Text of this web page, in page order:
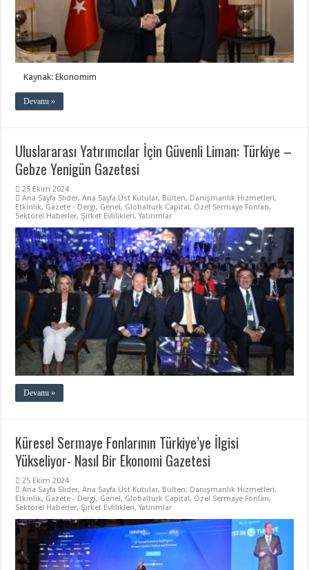
Kaynak: Ekonomim
Devamı »
Uluslararası Yatırımcılar İçin Güvenli Liman: Türkiye –
Gebze Yenigün Gazetesi
25 Ekim 2024
Ana Sayfa Slider,Ana Sayfa Üst Kutular, Bülten, Danışmanlık Hizmetleri,
Etkinlik, Gazete - Dergi, Genel, Globalturk Capital, Özel Sermaye Fonları,
Sektörel Haberler,Şirket Evlilikleri,Yatırımlar
Devamı »
Küresel Sermaye Fonlarının Türkiye’ye İlgisi
Yükseliyor- Nasıl Bir Ekonomi Gazetesi
25 Ekim 2024
Ana Sayfa Slider,Ana Sayfa Üst Kutular, Bülten, Danışmanlık Hizmetleri,
Etkinlik, Gazete - Dergi, Genel, Globalturk Capital, Özel Sermaye Fonları,
Sektörel Haberler,Şirket Evlilikleri,Yatırımlar